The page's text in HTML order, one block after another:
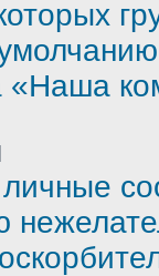
«Наша
личные